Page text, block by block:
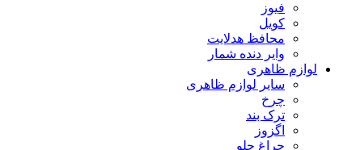
فیوز
کویل
محافظ هدلایت
وایر دنده شمار
لوازم ظاهری
سایر لوازم ظاهری
چرخ
ترک بند
اگزوز
چراغ جلو